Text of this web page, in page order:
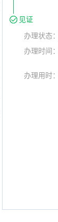
见证
办理状态：
办理时间：
办理用时：